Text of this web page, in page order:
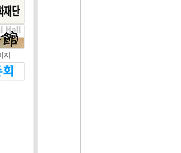
지